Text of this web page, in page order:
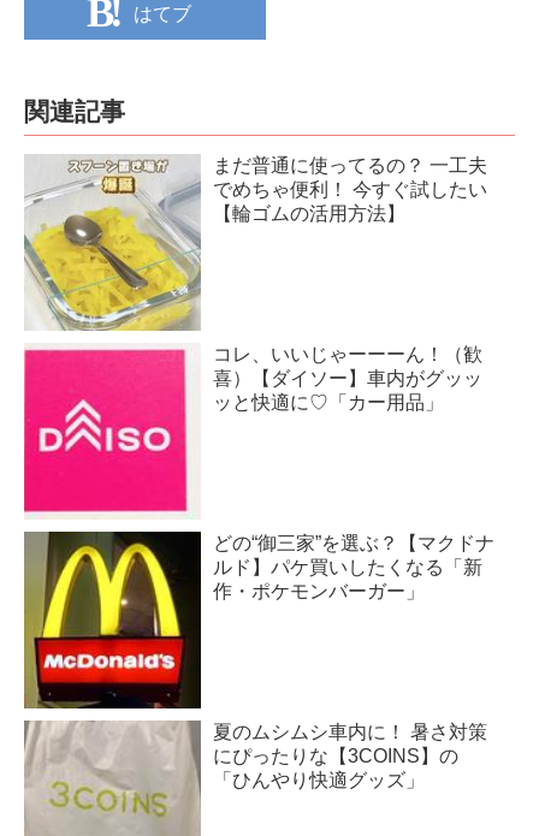
はてブ
関連記事
まだ普通に使ってるの？ 一工夫
でめちゃ便利！ 今すぐ試したい
【輪ゴムの活用方法】
コレ、いいじゃーーーん！（歓
喜）【ダイソー】車内がグッッ
ッと快適に♡「カー用品」
どの“御三家”を選ぶ？【マクドナ
ルド】パケ買いしたくなる「新
作・ポケモンバーガー」
夏のムシムシ車内に！ 暑さ対策
にぴったりな【3COINS】の
「ひんやり快適グッズ」